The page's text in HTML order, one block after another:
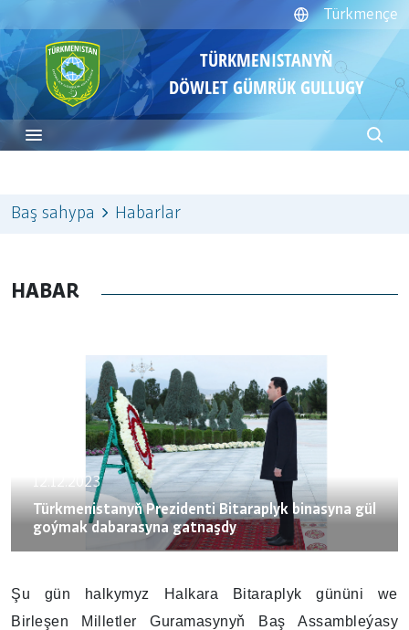
Türkmençe
TÜRKMENISTANYŇ
DÖWLET GÜMRÜK GULLUGY
Baş sahypa Habarlar
HABAR
12.12.2023
Türkmenistanyň Prezidenti Bitaraplyk binasyna gül
goýmak dabarasyna gatnaşdy
Şu gün halkymyz
Halkara Bitaraplyk gününi we
Birleşen Milletler Guramasynyň Baş Assambleýasy